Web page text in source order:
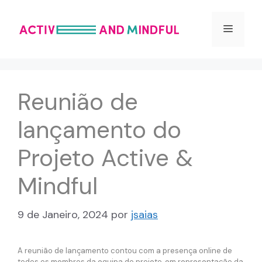
Menu
Reunião de
lançamento do
Projeto Active &
Mindful
9 de Janeiro, 2024 por jsaias
A reunião de lançamento contou com a presença online de